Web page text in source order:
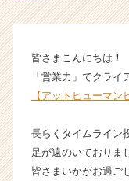
皆さまこんにちは！
「営業力」でクライ
【アットヒューマン
長らくタイムライン
足が遠のいておりま
皆さまいかがお過ご